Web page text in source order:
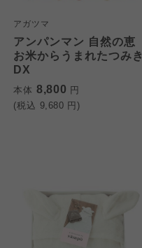
アガツマ
アンパンマン 自然の恵
お米からうまれたつみき
DX
本体 8,800 円
(税込 9,680 円)